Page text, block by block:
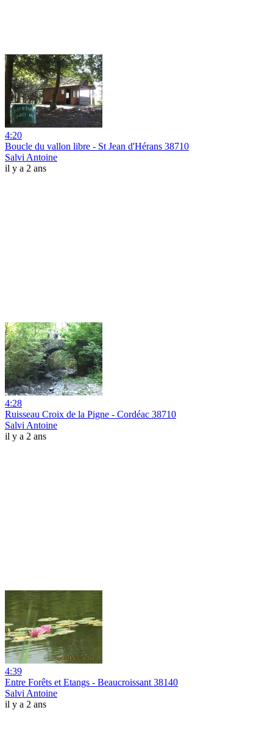
4:20
Boucle du vallon libre - St Jean d'Hérans 38710
Salvi Antoine
il y a 2 ans
4:28
Ruisseau Croix de la Pigne - Cordéac 38710
Salvi Antoine
il y a 2 ans
4:39
Entre Forêts et Etangs - Beaucroissant 38140
Salvi Antoine
il y a 2 ans